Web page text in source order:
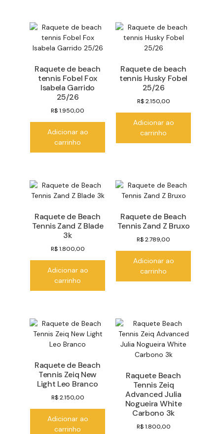
Raquete de beach
tennis Fobel Fox
Isabela Garrido
25/26
R$1.950,00
Adicionar ao
carrinho
Raquete de beach
tennis Husky Fobel
25/26
R$2.150,00
Adicionar ao
carrinho
Raquete de Beach
Tennis Zand Z Blade
3k
R$1.800,00
Adicionar ao
carrinho
Raquete de Beach
Tennis Zand Z Bruxo
R$2.789,00
Adicionar ao
carrinho
Raquete de Beach
Tennis Zeiq New
Light Leo Branco
R$2.150,00
Adicionar ao
carrinho
Raquete Beach
Tennis Zeiq
Advanced Julia
Nogueira White
Carbono 3k
R$1.800,00